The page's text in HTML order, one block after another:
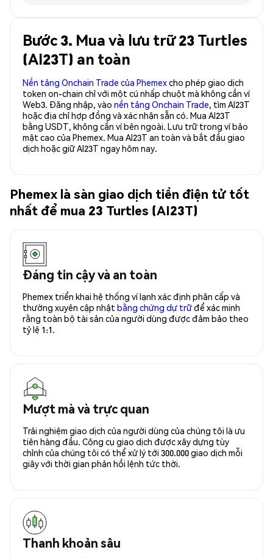
Bước 3. Mua và lưu trữ 23 Turtles
(AI23T) an toàn
Nền tảng Onchain Trade của Phemexcho phép giao dịch
token on-chain chỉ với một cú nhấp chuột mà không cần ví
Web3. Đăng nhập, vào nền tảng Onchain Trade, tìm AI23T
hoặc địa chỉ hợp đồng và xác nhận sẵn có. Mua AI23T
bằng USDT, không cần ví bên ngoài. Lưu trữ trong ví bảo
mật cao của Phemex. Mua AI23T an toàn và bắt đầu giao
dịch hoặc giữ AI23T ngay hôm nay.
Phemex là sàn giao dịch tiền điện tử tốt
nhất để mua 23 Turtles (AI23T)
Đáng tin cậy và an toàn
Phemex triển khai hệ thống ví lạnh xác định phân cấp và
thường xuyên cập nhật bằng chứng dự trữđể xác minh
rằng toàn bộ tài sản của người dùng được đảm bảo theo
tỷ lệ 1:1.
Mượt mà và trực quan
Trải nghiệm giao dịch của người dùng của chúng tôi là ưu
tiên hàng đầu. Công cụ giao dịch được xây dựng tùy
chỉnh của chúng tôi có thể xử lý tới 300.000 giao dịch mỗi
giây với thời gian phản hồi lệnh tức thời.
Thanh khoản sâu